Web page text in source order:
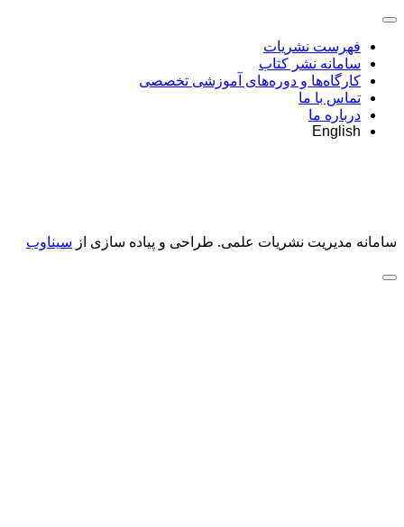
فهرست نشریات
سامانه نشر کتاب
کارگاه‌ها و دوره‌های آموزشی تخصصی
تماس با ما
درباره ما
English
سامانه مدیریت نشریات علمی. طراحی و پیاده سازی از سیناوب